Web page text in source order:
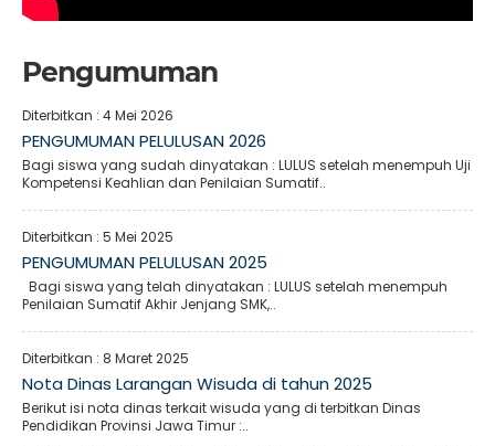
Pengumuman
Diterbitkan : 4 Mei 2026
PENGUMUMAN PELULUSAN 2026
Bagi siswa yang sudah dinyatakan : LULUS setelah menempuh Uji
Kompetensi Keahlian dan Penilaian Sumatif..
Diterbitkan : 5 Mei 2025
PENGUMUMAN PELULUSAN 2025
Bagi siswa yang telah dinyatakan : LULUS setelah menempuh
Penilaian Sumatif Akhir Jenjang SMK,..
Diterbitkan : 8 Maret 2025
Nota Dinas Larangan Wisuda di tahun 2025
Berikut isi nota dinas terkait wisuda yang di terbitkan Dinas
Pendidikan Provinsi Jawa Timur :..